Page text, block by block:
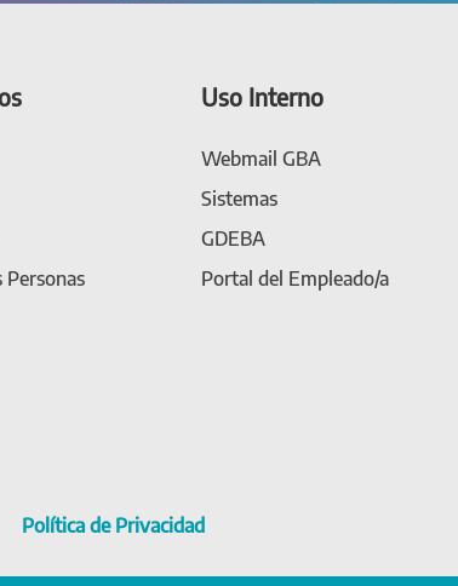
Personas
Uso Interno
Webmail GBA
Sistemas
GDEBA
Portal del Empleado/a
Política de Privacidad